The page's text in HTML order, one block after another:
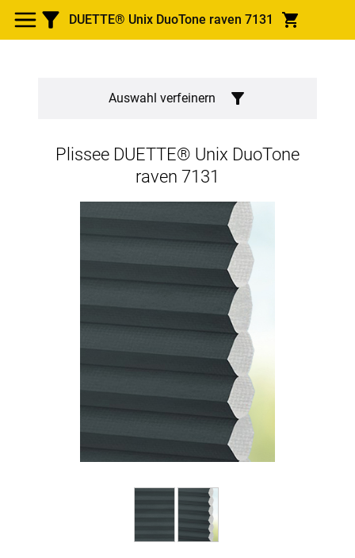
DUETTE® Unix DuoTone raven 7131
Auswahl verfeinern
Plissee DUETTE® Unix DuoTone
raven 7131